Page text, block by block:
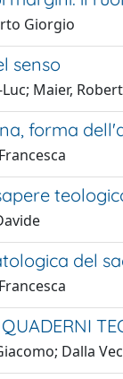
Giorgio
senso
Luc; Maier,
forma
del
Dalla